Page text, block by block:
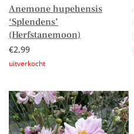
Anemone hupehensis
‘Splendens’
(Herfstanemoon)
€2,99